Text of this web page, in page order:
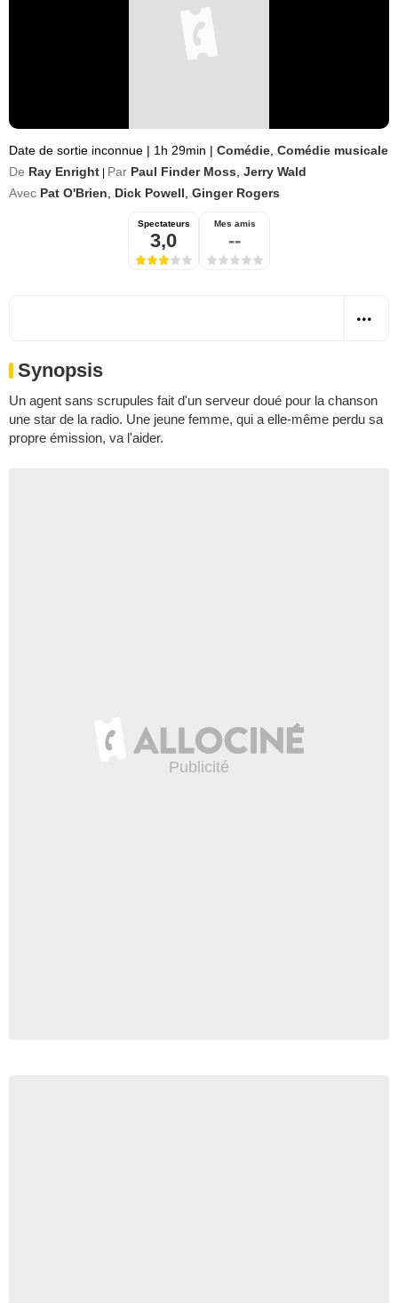
Date de sortie inconnue | 1h 29min | Comédie Comédie musicale
De Ray Enright Par Paul Finder Moss Jerry Wald
Avec Pat O'Brien Dick Powell Ginger Rogers
Spectateurs
3,0
Mes amis
--
Synopsis
Un agent sans scrupules fait d'un serveur doué pour la chanson
une star de la radio. Une jeune femme, qui a elle-même perdu sa
propre émission, va l'aider.